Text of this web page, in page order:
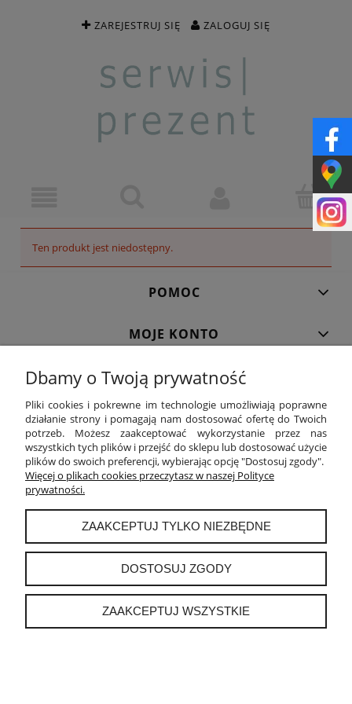
ZAREJESTRUJ SIĘ ZALOGUJ SIĘ
Ten produkt jest niedostępny.
POMOC
MOJE KONTO
PŁATNOŚCI I DOSTAWA
INFORMACJE
O NAS
POKAŻ PEŁNĄ WERSJĘ STRONY
Sklep internetowy Shoper.pl
Dbamy o Twoją prywatność
Pliki cookies i pokrewne im technologie umożliwiają poprawne
działanie strony i pomagają nam dostosować ofertę do Twoich
potrzeb. Możesz zaakceptować wykorzystanie przez nas
wszystkich tych plików i przejść do sklepu lub dostosować użycie
plików do swoich preferencji, wybierając opcję "Dostosuj zgody".
Więcej o plikach cookies przeczytasz w naszej Polityce
prywatności.
ZAAKCEPTUJ TYLKO NIEZBĘDNE
DOSTOSUJ ZGODY
ZAAKCEPTUJ WSZYSTKIE